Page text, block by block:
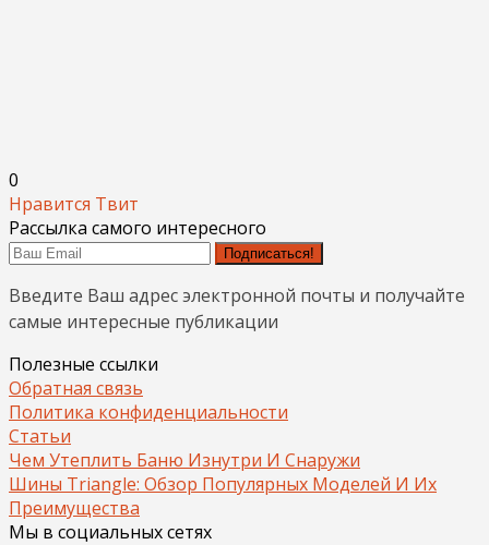
0
Нравится Твит
Рассылка самого интересного
Подписаться!
Введите Ваш адрес электронной почты и получайте
самые интересные публикации
Полезные ссылки
Обратная связь
Политика конфиденциальности
Статьи
Чем Утеплить Баню Изнутри И Снаружи
Шины Triangle: Обзор Популярных Моделей И Их
Преимущества
Мы в социальных сетях